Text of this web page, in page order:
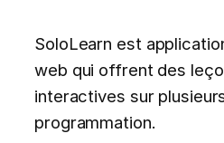
SoloLearn est
web qui offrent des
interactives sur
programmation.